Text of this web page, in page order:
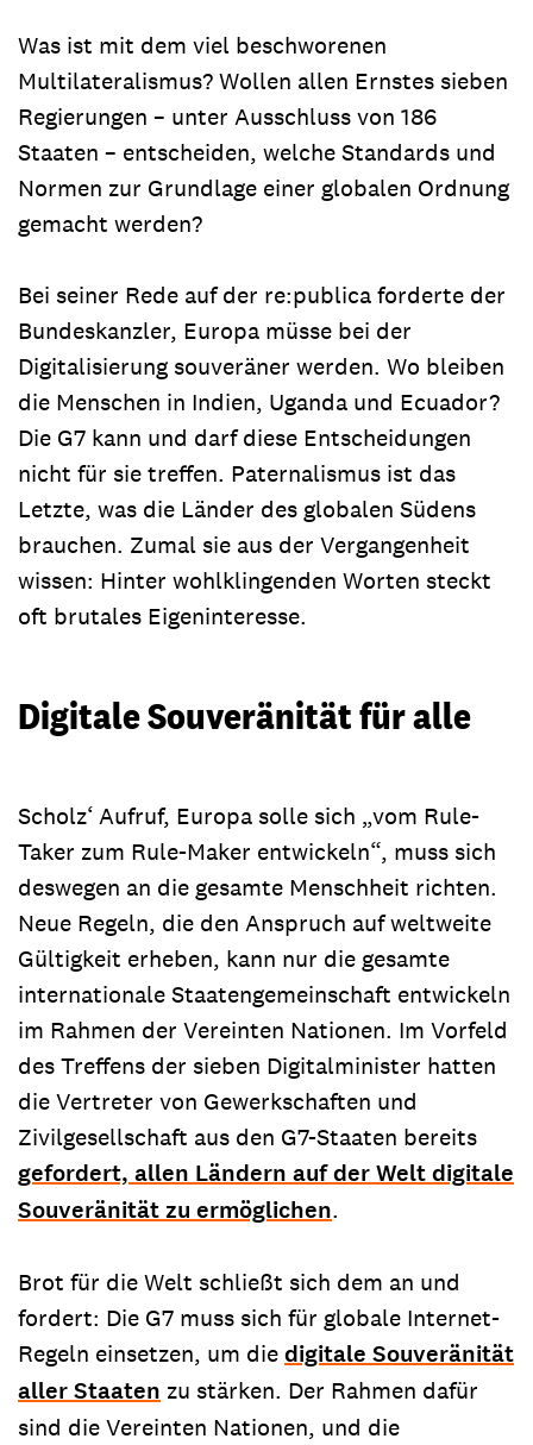
Was ist mit dem viel beschworenen
Multilateralismus? Wollen allen Ernstes sieben
Regierungen – unter Ausschluss von 186
Staaten – entscheiden, welche Standards und
Normen zur Grundlage einer globalen Ordnung
gemacht werden?
Bei seiner Rede auf der re:publica forderte der
Bundeskanzler, Europa müsse bei der
Digitalisierung souveräner werden. Wo bleiben
die Menschen in Indien, Uganda und Ecuador?
Die G7 kann und darf diese Entscheidungen
nicht für sie treffen. Paternalismus ist das
Letzte, was die Länder des globalen Südens
brauchen. Zumal sie aus der Vergangenheit
wissen: Hinter wohlklingenden Worten steckt
oft brutales Eigeninteresse.
Digitale Souveränität für alle
Scholz‘ Aufruf, Europa solle sich „vom Rule-
Taker zum Rule-Maker entwickeln“, muss sich
deswegen an die gesamte Menschheit richten.
Neue Regeln, die den Anspruch auf weltweite
Gültigkeit erheben, kann nur die gesamte
internationale Staatengemeinschaft entwickeln
im Rahmen der Vereinten Nationen. Im Vorfeld
des Treffens der sieben Digitalminister hatten
die Vertreter von Gewerkschaften und
Zivilgesellschaft aus den G7-Staaten bereits
gefordert, allen Ländern auf der Welt digitale
Souveränität zu ermöglichen.
Brot für die Welt schließt sich dem an und
fordert: Die G7 muss sich für globale Internet-
Regeln einsetzen, um diedigitale Souveränität
aller Staaten zu stärken. Der Rahmen dafür
sind die Vereinten Nationen, und die